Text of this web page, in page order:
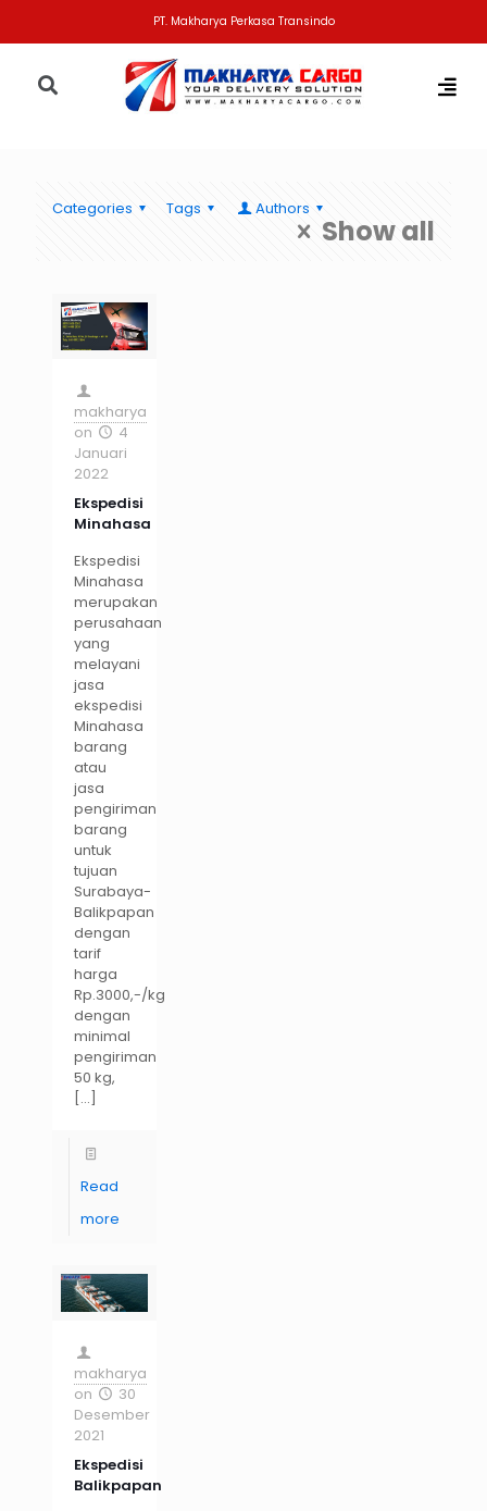
PT. Makharya Perkasa Transindo
Categories Tags Authors
Show all
makharya
on
4
Januari
2022
Ekspedisi
Minahasa
Ekspedisi
Minahasa
merupakan
perusahaan
yang
melayani
jasa
ekspedisi
Minahasa
barang
atau
jasa
pengiriman
barang
untuk
tujuan
Surabaya-
Balikpapan
dengan
tarif
harga
Rp.3000,-/kg
dengan
minimal
pengiriman
50 kg,
[…]
Read
more
makharya
on
30
Desember
2021
Ekspedisi
Balikpapan